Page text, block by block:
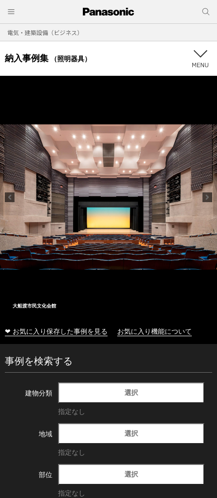
電気・建築設備（ビジネス）
納入事例集 （照明器具）
大船渡市民文化会館
❤ お気に入り保存した事例を見る お気に入り機能について
事例を検索する
建物分類 選択
指定なし
地域 選択
指定なし
部位 選択
指定なし